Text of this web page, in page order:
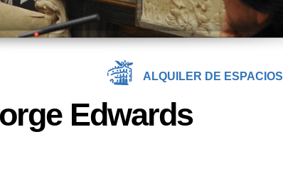
ALQUILER DE ESPACIOS
Edwards